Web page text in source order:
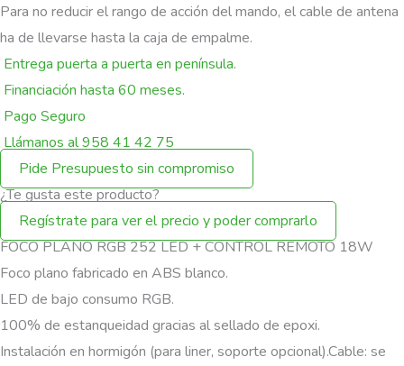
Para no reducir el rango de acción del mando, el cable de antena
ha de llevarse hasta la caja de empalme.
Entrega puerta a puerta en península.
Financiación hasta 60 meses.
Pago Seguro
Llámanos al 958 41 42 75
Pide Presupuesto sin compromiso
¿Te gusta este producto?
Regístrate para ver el precio y poder comprarlo
FOCO PLANO RGB 252 LED + CONTROL REMOTO 18W
Foco plano fabricado en ABS blanco.
LED de bajo consumo RGB.
100% de estanqueidad gracias al sellado de epoxi.
Instalación en hormigón (para liner, soporte opcional).Cable: se